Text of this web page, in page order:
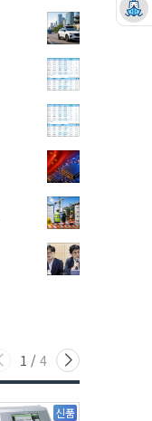
1 / 4
신품